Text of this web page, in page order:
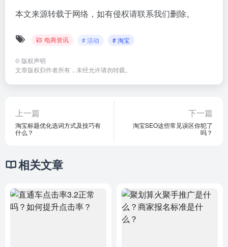
本文来源转载于网络，如有侵权请联系我们删除。
电商资讯 # 活动 # 淘宝
© 版权声明
文章版权归作者所有，未经允许请勿转载。
上一篇
淘宝标题优化选词方式及技巧有
什么？
下一篇
淘宝SEO这些常见误区你犯了
吗？
相关文章